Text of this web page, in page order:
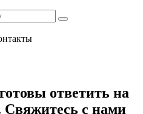
ответить на
с нами